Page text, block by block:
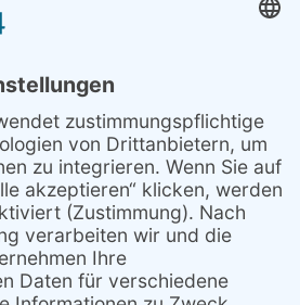
47 28 – 55
47 28 – 53